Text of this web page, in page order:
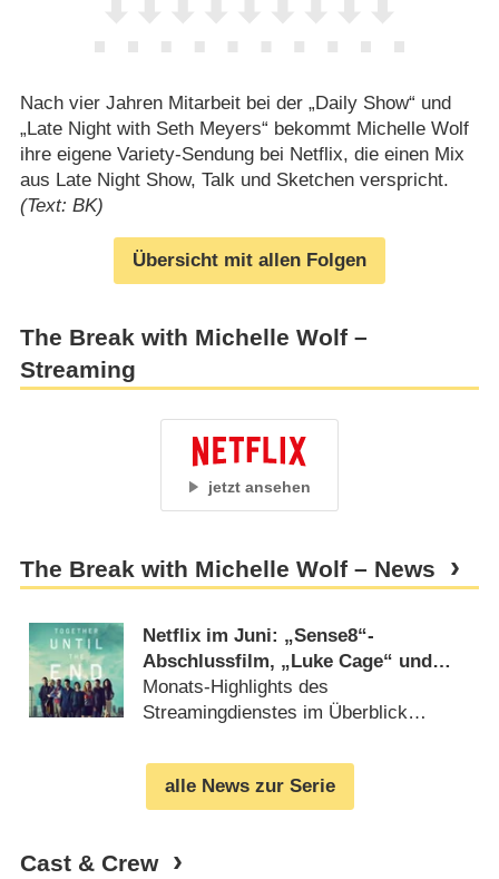
Nach vier Jahren Mitarbeit bei der „Daily Show“ und
„Late Night with Seth Meyers“ bekommt Michelle Wolf
ihre eigene Variety-Sendung bei Netflix, die einen Mix
aus Late Night Show, Talk und Sketchen verspricht.
(Text: BK)
Übersicht mit allen Folgen
The Break with Michelle Wolf –
Streaming
jetzt ansehen
The Break with Michelle Wolf – News
Netflix im Juni: „Sense8“-
Abschlussfilm, „Luke Cage“ und
„GLOW“
Monats-Highlights des
Streamingdienstes im Überblick
alle News zur Serie
Cast & Crew